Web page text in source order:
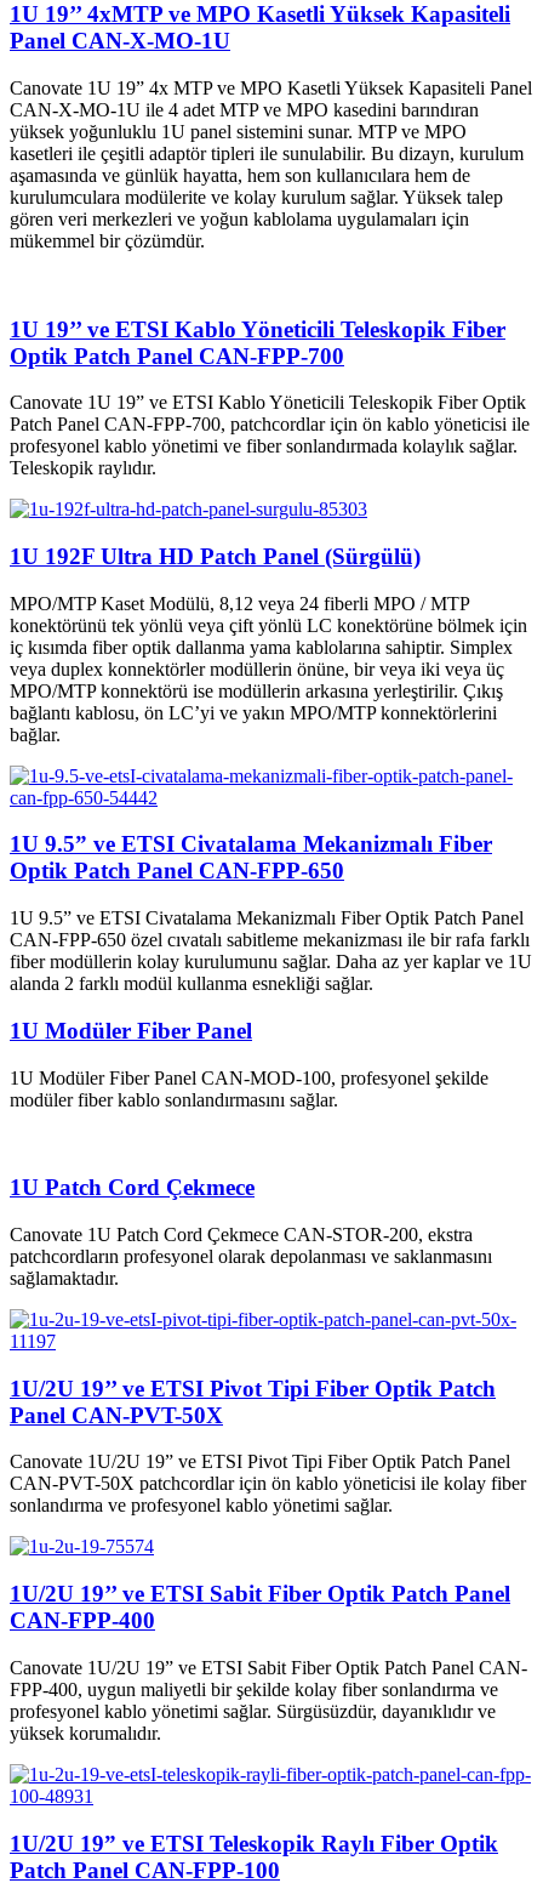
1U 19’’ 4xMTP ve MPO Kasetli Yüksek Kapasiteli
Panel CAN-X-MO-1U
Canovate 1U 19” 4x MTP ve MPO Kasetli Yüksek Kapasiteli Panel
CAN-X-MO-1U ile 4 adet MTP ve MPO kasedini barındıran
yüksek yoğunluklu 1U panel sistemini sunar. MTP ve MPO
kasetleri ile çeşitli adaptör tipleri ile sunulabilir. Bu dizayn, kurulum
aşamasında ve günlük hayatta, hem son kullanıcılara hem de
kurulumculara modülerite ve kolay kurulum sağlar. Yüksek talep
gören veri merkezleri ve yoğun kablolama uygulamaları için
mükemmel bir çözümdür.
1U 19’’ ve ETSI Kablo Yöneticili Teleskopik Fiber
Optik Patch Panel CAN-FPP-700
Canovate 1U 19” ve ETSI Kablo Yöneticili Teleskopik Fiber Optik
Patch Panel CAN-FPP-700, patchcordlar için ön kablo yöneticisi ile
profesyonel kablo yönetimi ve fiber sonlandırmada kolaylık sağlar.
Teleskopik raylıdır.
1U 192F Ultra HD Patch Panel (Sürgülü)
MPO/MTP Kaset Modülü, 8,12 veya 24 fiberli MPO / MTP
konektörünü tek yönlü veya çift yönlü LC konektörüne bölmek için
iç kısımda fiber optik dallanma yama kablolarına sahiptir. Simplex
veya duplex konnektörler modüllerin önüne, bir veya iki veya üç
MPO/MTP konnektörü ise modüllerin arkasına yerleştirilir. Çıkış
bağlantı kablosu, ön LC’yi ve yakın MPO/MTP konnektörlerini
bağlar.
1U 9.5” ve ETSI Civatalama Mekanizmalı Fiber
Optik Patch Panel CAN-FPP-650
1U 9.5” ve ETSI Civatalama Mekanizmalı Fiber Optik Patch Panel
CAN-FPP-650 özel cıvatalı sabitleme mekanizması ile bir rafa farklı
fiber modüllerin kolay kurulumunu sağlar. Daha az yer kaplar ve 1U
alanda 2 farklı modül kullanma esnekliği sağlar.
1U Modüler Fiber Panel
1U Modüler Fiber Panel CAN-MOD-100, profesyonel şekilde
modüler fiber kablo sonlandırmasını sağlar.
1U Patch Cord Çekmece
Canovate 1U Patch Cord Çekmece CAN-STOR-200, ekstra
patchcordların profesyonel olarak depolanması ve saklanmasını
sağlamaktadır.
1U/2U 19’’ ve ETSI Pivot Tipi Fiber Optik Patch
Panel CAN-PVT-50X
Canovate 1U/2U 19” ve ETSI Pivot Tipi Fiber Optik Patch Panel
CAN-PVT-50X patchcordlar için ön kablo yöneticisi ile kolay fiber
sonlandırma ve profesyonel kablo yönetimi sağlar.
1U/2U 19’’ ve ETSI Sabit Fiber Optik Patch Panel
CAN-FPP-400
Canovate 1U/2U 19” ve ETSI Sabit Fiber Optik Patch Panel CAN-
FPP-400, uygun maliyetli bir şekilde kolay fiber sonlandırma ve
profesyonel kablo yönetimi sağlar. Sürgüsüzdür, dayanıklıdır ve
yüksek korumalıdır.
1U/2U 19” ve ETSI Teleskopik Raylı Fiber Optik
Patch Panel CAN-FPP-100